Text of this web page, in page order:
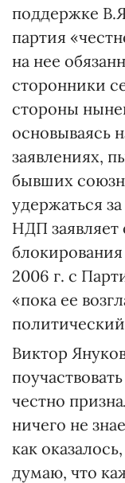
поддержке
партия
на нее
сторонники
стороны
основываясь
заявлениях,
бывших
удержаться
НДП
2006 г. с
«пока ее
Виктор
честно
ничего не
как
думаю, что